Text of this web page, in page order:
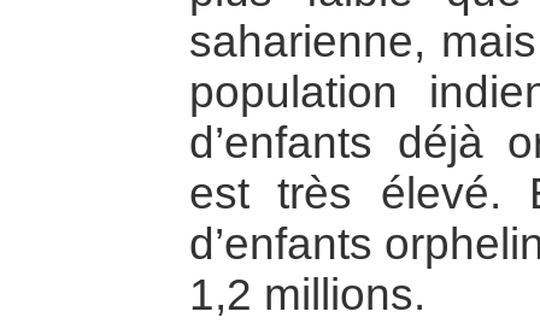
saharienne,
population
d’enfants déjà
est très élevé.
d’enfants
1,2 millions.